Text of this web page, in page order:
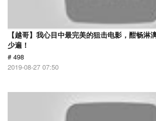
【越哥】我心目中最完美的狙击电影，酣畅淋
少遍！
# 498
2019-08-27 07:50